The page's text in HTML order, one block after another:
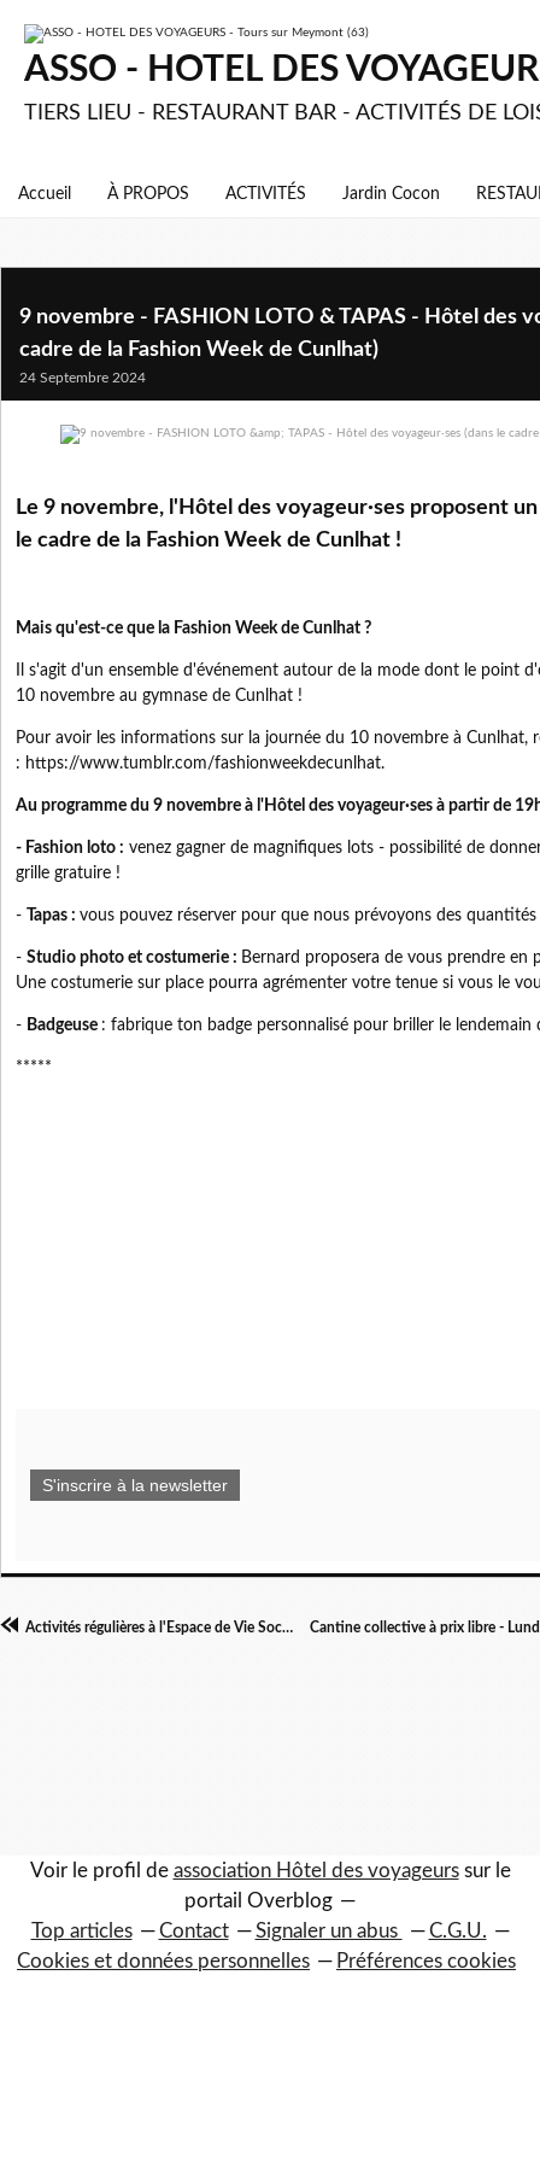
ASSO - HOTEL DES
TIERS LIEU - RESTAURANT BAR - ACTIVITÉS DE
Accueil À PROPOS ACTIVITÉS Jardin Cocon
9 novembre - FASHION LOTO & TAPAS - Hôtel des
cadre de la Fashion Week de Cunlhat)
24 Septembre 2024
Le 9 novembre, l'Hôtel des voyageur·ses proposent
le cadre de la Fashion Week de Cunlhat !
Mais qu'est-ce que la Fashion Week de Cunlhat ?
Il s'agit d'un ensemble d'événement autour de la mode dont le point
10 novembre au gymnase de Cunlhat !
Pour avoir les informations sur la journée du 10 novembre à Cunlhat,
: https://www.tumblr.com/fashionweekdecunlhat.
Au programme du 9 novembre à l'Hôtel des voyageur·ses à partir de
- Fashion loto : venez gagner de magnifiques lots - possibilité de
grille gratuire !
- Tapas : vous pouvez réserver pour que nous prévoyons des quantités
- Studio photo et costumerie : Bernard proposera de vous prendre en
Une costumerie sur place pourra agrémenter votre tenue si vous le
- Badgeuse : fabrique ton badge personnalisé pour briller le lendemain
*****
S'inscrire à la newsletter
Activités régulières à l'Espace de Vie Social - Hôtel des voyageur·ses
Voir le profil de association Hôtel des voyageurssur le
portail Overblog
Top articles
Contact Signaler un abus
C.G.U.
Cookies et données personnelles
Préférences cookies